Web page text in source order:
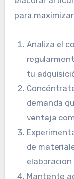
para
Analiza el
tu
demanda
ventaja
de
elaboración
Mantente